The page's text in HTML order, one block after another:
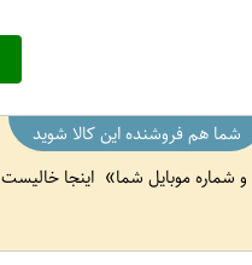
شما هم فروشنده این کالا شوید
و شماره موبایل شما اینجا خالیست